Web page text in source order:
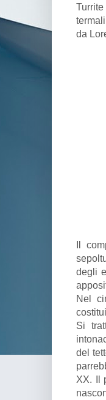
da
Il
degli
Nel
Si
del
XX. Il